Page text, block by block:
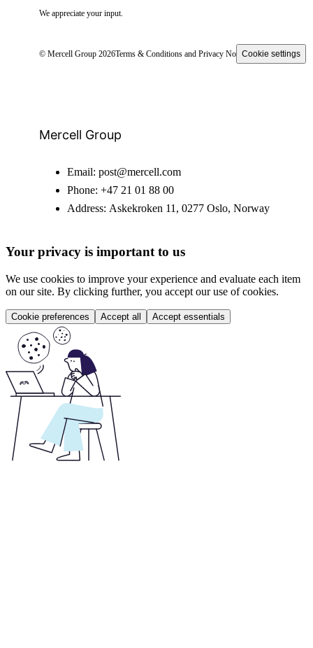
We appreciate your input.
© Mercell Group 2026Terms & Conditions and Privacy NoticeCookie settings
Mercell Group
Email: post@mercell.com
Phone: +47 21 01 88 00
Address: Askekroken 11, 0277 Oslo, Norway
Your privacy is important to us
We use cookies to improve your experience and evaluate each item
on our site. By clicking further, you accept our use of cookies.
Cookie preferences Accept all Accept essentials